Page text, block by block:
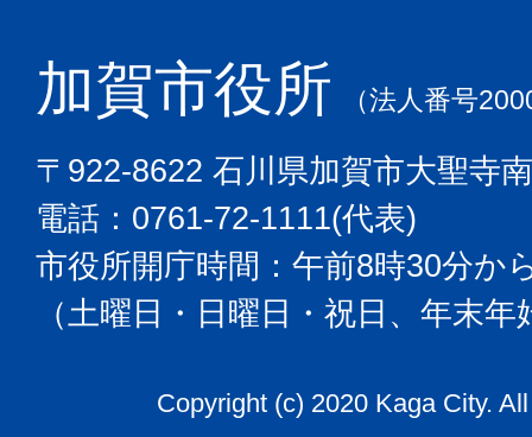
加賀市役所 （法人番号
〒922-8622 石川県加賀市大聖寺
電話：0761-72-1111(代表)
市役所開庁時間：午前8時30分か
（土曜日・日曜日・祝日、年末
Copyright (c) 2020 Kaga City.